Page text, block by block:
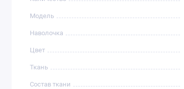
Модель
Наволочка
Цвет
Ткань
Состав ткани